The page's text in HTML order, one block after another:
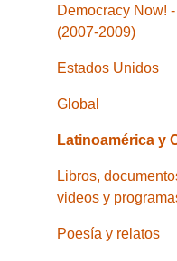
Democracy Now!
(2007-2009)
Estados Unidos
Global
Latinoamérica y
Libros,
videos y
Poesía y relatos